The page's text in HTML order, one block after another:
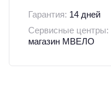
Гарантия: 14 дней
Сервисные центры:
магазин МВЕЛО